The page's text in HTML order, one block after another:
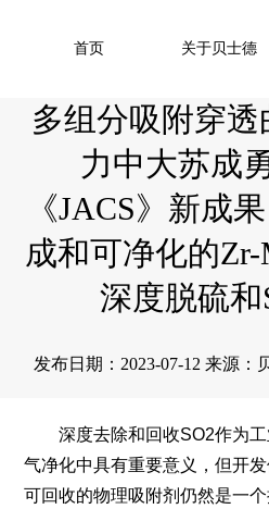
首页 关于贝士德
多组分吸附穿
力中大苏成
《JACS》新成
成和可净化的
深度脱硫和
发布日期：2023-07-12 来源：
深度去除和回收SO2作为
气净化中具有重要意义，但开
可回收的物理吸附剂仍然是一个